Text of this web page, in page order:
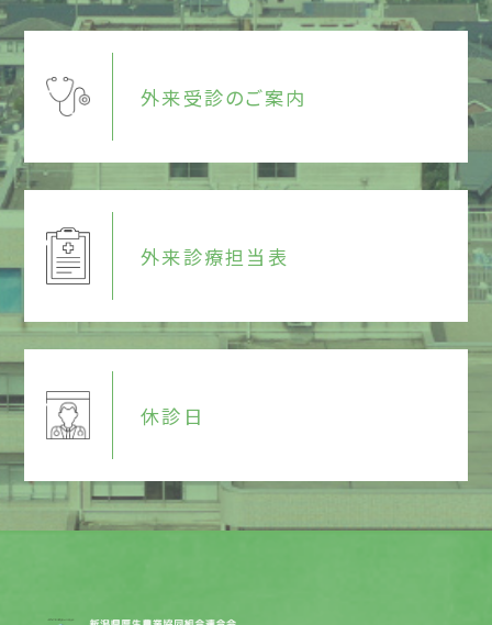
外来受診のご案内
外来診療担当表
休診日